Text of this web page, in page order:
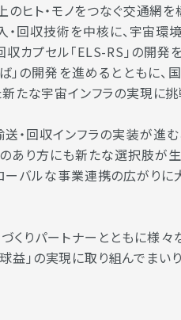
ヒト・モノをつなぐ交通網
回収技術を中核に、宇宙環境
カプセル「ELS-RS」の開発
の開発を進めるとともに、
たな宇宙インフラの実現に挑
・回収インフラの実装が進
あり方にも新たな選択肢が
バルな事業連携の広がりに
くりパートナーとともに様
益」の実現に取り組んでまいり